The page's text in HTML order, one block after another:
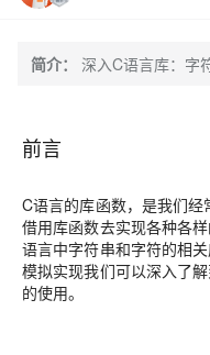
简介： 深入C语言库：字
前言
C语言的库函数，是我们
借用库函数去实现各种各
语言中字符串和字符的相
模拟实现我们可以深入了
的使用。